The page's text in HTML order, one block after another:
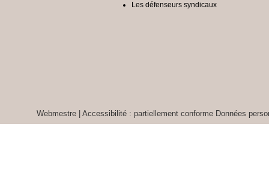
Les défenseurs syndicaux
Webmestre| Accessibilité : partiellement conforme Données